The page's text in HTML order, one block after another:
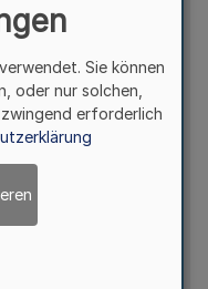
Sie können
oder nur solchen,
erforderlich